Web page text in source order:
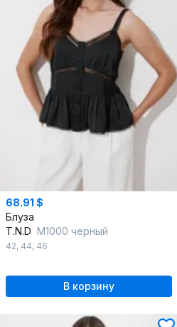
68.91 $
Блуза
T.N.D М1000 черный
42, 44, 46
В корзину